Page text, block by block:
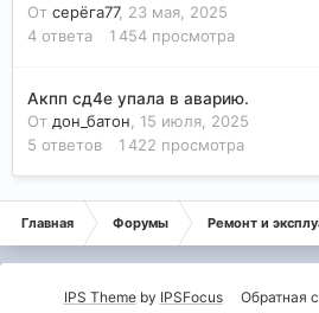
От серëга77, 23 мая, 2025
4 ответа 1 454 просмотра
Акпп сд4е упала в аварию.
От дон_батон
15 июля, 2025
5 ответов 1 422 просмотра
Главная Форумы Ремонт и
IPS Themeby IPSFocus Обратная